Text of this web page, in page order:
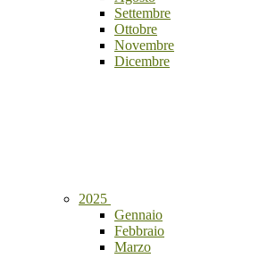
Settembre
Ottobre
Novembre
Dicembre
2025
Gennaio
Febbraio
Marzo